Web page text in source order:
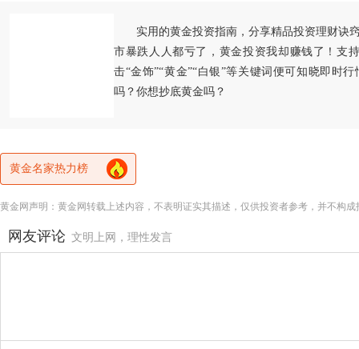
实用的黄金投资指南，分享精品投资理财诀
市暴跌人人都亏了，黄金投资我却赚钱了！支
击“金饰”“黄金”“白银”等关键词便可知晓即时
吗？你想抄底黄金吗？
黄金名家热力榜
黄金网声明：黄金网转载上述内容，不表明证实其描述，仅供投资者参考，并不构
网友评论 文明上网，理性发言